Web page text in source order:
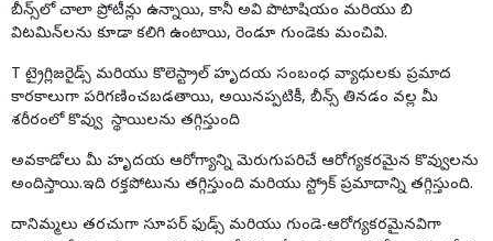
బీన్స్‌లో చాలా ప్రోటీన్లు ఉన్నాయి, కానీ అవి పొటాషియం మరియు బి
విటమిన్‌లను కూడా కలిగి ఉంటాయి, రెండూ గుండెకు మంచివి.
T ట్రైగ్లిజరైడ్స్ మరియు కొలెస్ట్రాల్ హృదయ సంబంధ వ్యాధులకు ప్రమాద
కారకాలుగా పరిగణించబడతాయి, అయినప్పటికీ, బీన్స్ తినడం వల్ల మీ
శరీరంలో కొవ్వు స్థాయిలను తగ్గిస్తుంది
అవకాడోలు మీ హృదయ ఆరోగ్యాన్ని మెరుగుపరిచే ఆరోగ్యకరమైన కొవ్వులను
అందిస్తాయి.ఇది రక్తపోటును తగ్గిస్తుంది మరియు స్ట్రోక్ ప్రమాదాన్ని తగ్గిస్తుంది.
దానిమ్మలు తరచుగా సూపర్ ఫుడ్స్ మరియు గుండె-ఆరోగ్యకరమైనవిగా